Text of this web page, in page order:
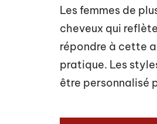
Les femmes de
cheveux qui
répondre à cette
pratique. Les
être personnalisé